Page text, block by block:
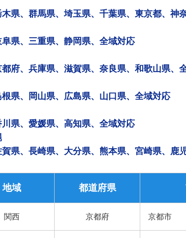
県、群馬県、埼玉県、千葉県、東京都、神
県、三重県、静岡県、全域対応
府、兵庫県、滋賀県、奈良県、和歌山県、
県、岡山県、広島県、山口県、全域対応
県、愛媛県、高知県、全域対応
県、長崎県、大分県、熊本県、宮崎県、鹿
地域 都道府県
関西 京都府 京都市